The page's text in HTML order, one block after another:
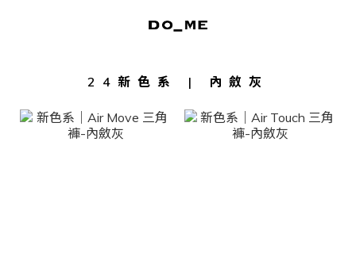
24新色系 | 內斂灰